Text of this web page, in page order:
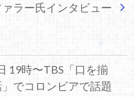
ラー氏インタビュー
19時〜TBS「口を揃
でコロンビアで話題